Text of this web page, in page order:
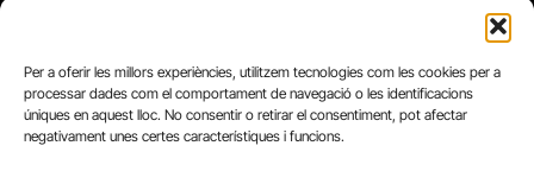
Per a oferir les millors experiències, utilitzem tecnologies com les cookies per a
processar dades com el comportament de navegació o les identificacions
úniques en aquest lloc. No consentir o retirar el consentiment, pot afectar
negativament unes certes característiques i funcions.